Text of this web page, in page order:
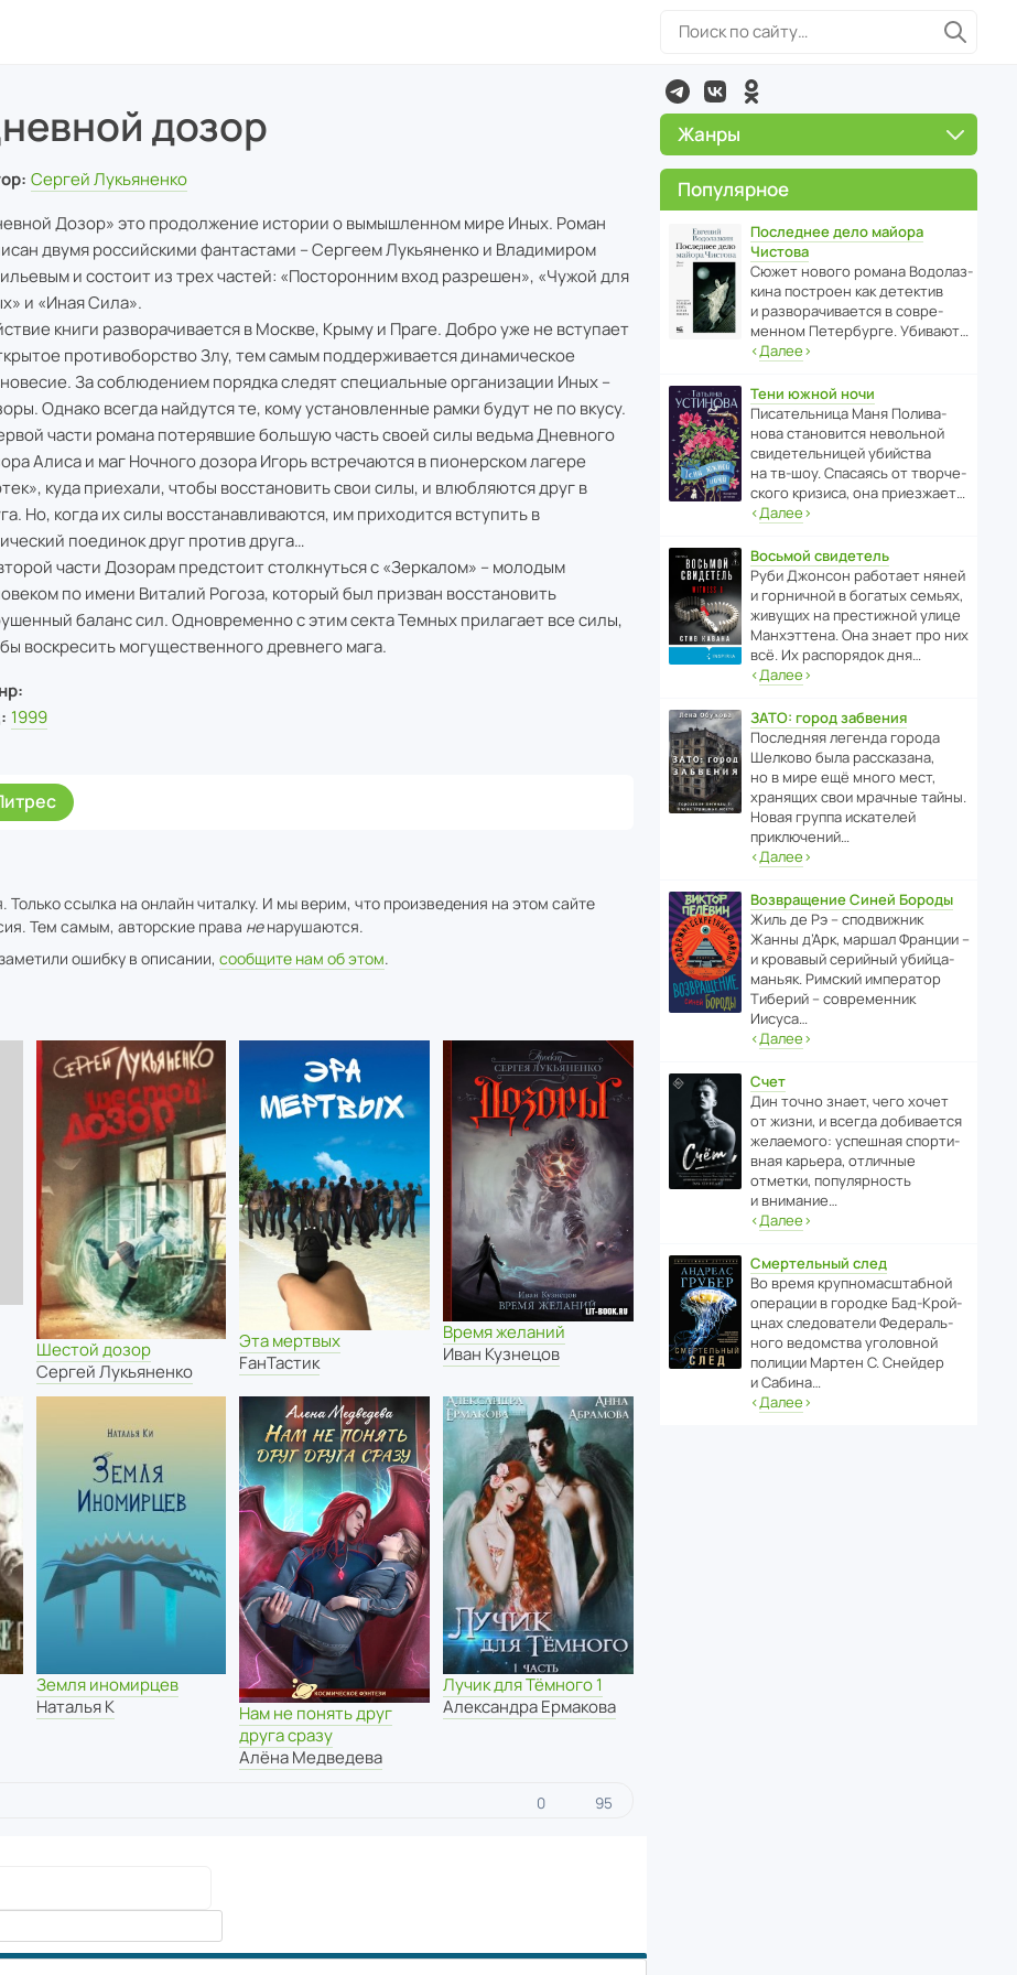
дозор
Сергей Лукьяненко
Дозор» это продолжение истории о вымышленном мире Иных. Роман
двумя российскими фантастами – Сергеем Лукьяненко и Владимиром
и состоит из трех частей: «Посторонним вход разрешен», «Чужой для
и «Иная Сила».
книги разворачивается в Москве, Крыму и Праге. Добро уже не вступает
противоборство Злу, тем самым поддерживается динамическое
За соблюдением порядка следят специальные организации Иных –
Однако всегда найдутся те, кому установленные рамки будут не по вкусу.
части романа потерявшие большую часть своей силы ведьма Дневного
Алиса и маг Ночного дозора Игорь встречаются в пионерском лагере
куда приехали, чтобы восстановить свои силы, и влюбляются друг в
Но, когда их силы восстанавливаются, им приходится вступить в
поединок друг против друга…
части Дозорам предстоит столкнуться с «Зеркалом» – молодым
по имени Виталий Рогоза, который был призван восстановить
баланс сил. Одновременно с этим секта Темных прилагает все силы,
воскресить могущественного древнего мага.
1999
ссылка на онлайн читалку. И мы верим, что произведения на этом сайте
Тем самым, авторские права ненарушаются.
ошибку в описании, сообщите нам об этом.
Шестой дозор
Сергей Лукьяненко
Эта мертвых
FанТастик
Время желаний
Иван Кузнецов
Земля иномирцев
Наталья К
Нам не понять друг
друга сразу
Алёна Медведева
Лучик для Тёмного 1
Александра Ермакова
0 95
Жанры
Популярное
Последнее дело майора
Чистова
Сюжет нового романа Водо­ла­з­
кина пост­роен как дете­ктив
и разво­ра­чи­ва­ется в совре­
менном Пете­р­бурге. Убивают…
‹Далее›
Тени южной ночи
Писа­тель­ница Маня Поли­ва­
нова стано­вится невольной
свиде­тель­ницей убийства
на тв-шоу. Спасаясь от твор­че­
с­кого кризиса, она приезжает…
‹Далее›
Восьмой свидетель
Руби Джонсон рабо­тает няней
и горни­чной в богатых семьях,
живущих на прес­ти­жной улице
Манх­эт­тена. Она знает про них
всё. Их распо­рядок дня…
‹Далее›
ЗАТО: город забвения
После­дняя легенда города
Шелково была расска­зана,
но в мире ещё много мест,
хранящих свои мрачные тайны.
Новая группа иска­телей
приключений…
‹Далее›
Возвращение Синей Бороды
Жиль де Рэ – спод­ви­жник
Жанны д’Арк, маршал Франции –
и кровавый серийный убийца-
маньяк. Римский импе­ратор
Тиберий – совре­менник
Иисуса…
‹Далее›
Счет
Дин точно знает, чего хочет
от жизни, и всегда доби­ва­ется
жела­е­мого: успе­шная спор­ти­
вная карьера, отли­чные
отметки, попу­ля­р­ность
и внимание…
‹Далее›
Смертельный след
Во время круп­но­мас­ш­та­бной
операции в городке Бад‑Крой­
цнах следо­ва­тели Феде­раль­
ного ведомства уголо­вной
полиции Мартен С. Снейдер
и Сабина…
‹Далее›